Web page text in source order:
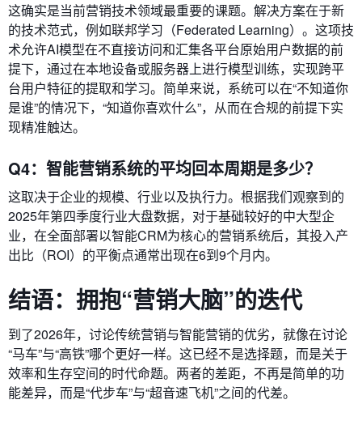
这确实是当前营销技术领域最重要的课题。解决方案在于新
的技术范式，例如联邦学习（Federated Learning）。这项技
术允许AI模型在不直接访问和汇集各平台原始用户数据的前
提下，通过在本地设备或服务器上进行模型训练，实现跨平
台用户特征的提取和学习。简单来说，系统可以在“不知道你
是谁”的情况下，“知道你喜欢什么”，从而在合规的前提下实
现精准触达。
Q4：智能营销系统的平均回本周期是多少？
这取决于企业的规模、行业以及执行力。根据我们观察到的
2025年第四季度行业大盘数据，对于基础较好的中大型企
业，在全面部署以智能CRM为核心的营销系统后，其投入产
出比（ROI）的平衡点通常出现在6到9个月内。
结语：拥抱“营销大脑”的迭代
到了2026年，讨论传统营销与智能营销的优劣，就像在讨论
“马车”与“高铁”哪个更好一样。这已经不是选择题，而是关于
效率和生存空间的时代命题。两者的差距，不再是简单的功
能差异，而是“代步车”与“超音速飞机”之间的代差。